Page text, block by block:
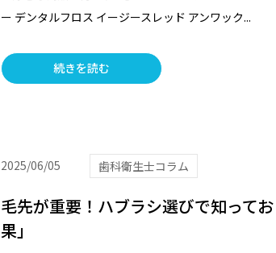
ー デンタルフロス イージースレッド アンワック...
続きを読む
2025/06/05 歯科衛生士コラム
毛先が重要！ハブラシ選びで知って
果」